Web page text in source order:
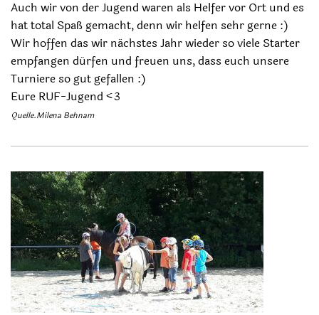
Auch wir von der Jugend waren als Helfer vor Ort und es
hat total Spaß gemacht, denn wir helfen sehr gerne :)
Wir hoffen das wir nächstes Jahr wieder so viele Starter
empfangen dürfen und freuen uns, dass euch unsere
Turniere so gut gefallen :)
Eure RUF-Jugend <3
Quelle.Milena Behnam